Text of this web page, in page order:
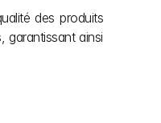
des produits
garantissant ainsi